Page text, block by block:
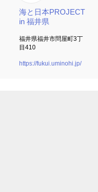
海と日本PROJECT
in 福井県
福井県福井市問屋町3丁
目410
https://fukui.uminohi.jp/